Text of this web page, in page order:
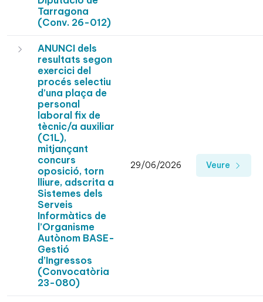
Tarragona
(Conv. 26-012)
ANUNCI dels
resultats segon
exercici del
procés selectiu
d’una plaça de
personal
laboral fix de
tècnic/a auxiliar
(C1L),
mitjançant
concurs
oposició, torn
lliure, adscrita a
Sistemes dels
Serveis
Informàtics de
l’Organisme
Autònom BASE-
Gestió
d’Ingressos
(Convocatòria
23-080)
29/06/2026 Veure